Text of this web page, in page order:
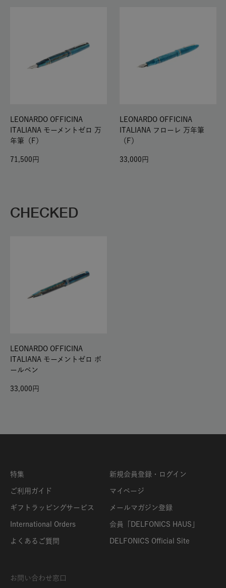
LEONARDO OFFICINA
ITALIANA モーメントゼロ 万
年筆（F）
71,500
LEONARDO OFFICINA
ITALIANA フローレ 万年筆
（F）
33,000
CHECKED
LEONARDO OFFICINA
ITALIANA モーメントゼロ ボ
ールペン
33,000
特集
ご利用ガイド
ギフトラッピングサービス
International Orders
よくあるご質問
新規会員登録・ログイン
マイページ
メールマガジン登録
会員「DELFONICS HAUS」
DELFONICS Official Site
お問い合わせ窓口